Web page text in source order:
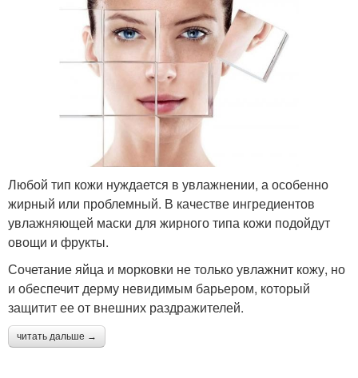
Любой тип кожи нуждается в увлажнении, а особенно
жирный или проблемный. В качестве ингредиентов
увлажняющей маски для жирного типа кожи подойдут
овощи и фрукты.
Сочетание яйца и морковки не только увлажнит кожу, но
и обеспечит дерму невидимым барьером, который
защитит ее от внешних раздражителей.
читать дальше →